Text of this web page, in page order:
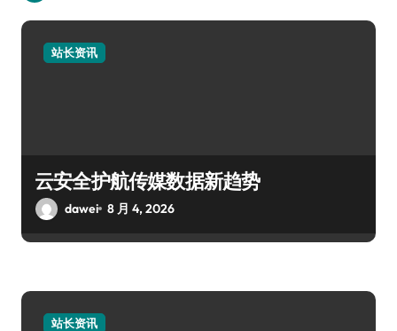
站长资讯
云安全护航传媒数据新趋势
dawei 8 月 4, 2026
站长资讯